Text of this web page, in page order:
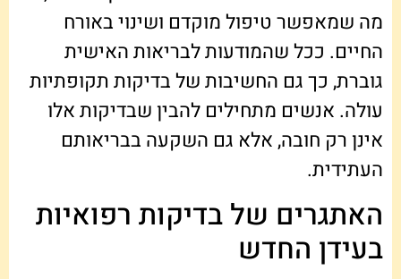
מה שמאפשר טיפול מוקדם ושינוי באורח
החיים. ככל שהמודעות לבריאות האישית
גוברת, כך גם החשיבות של בדיקות תקופתיות
עולה. אנשים מתחילים להבין שבדיקות אלו
אינן רק חובה, אלא גם השקעה בבריאותם
העתידית.
האתגרים של בדיקות רפואיות
בעידן החדש